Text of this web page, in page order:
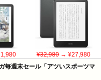
¥32,980→ ¥27,980
毎週末セール「アツいスポーツマ